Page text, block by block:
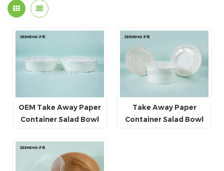
OEM Take Away Paper
Container Salad Bowl
Mangkuk Bulat Kertas
Putih Sekali Pakai
Take Away Paper
Container Salad Bowl